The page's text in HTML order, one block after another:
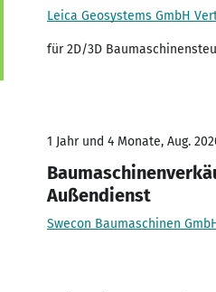
Leica Geosystems GmbH
für 2D/3D
1 Jahr und 4 Monate, Aug.
Außendienst
Swecon Baumaschinen